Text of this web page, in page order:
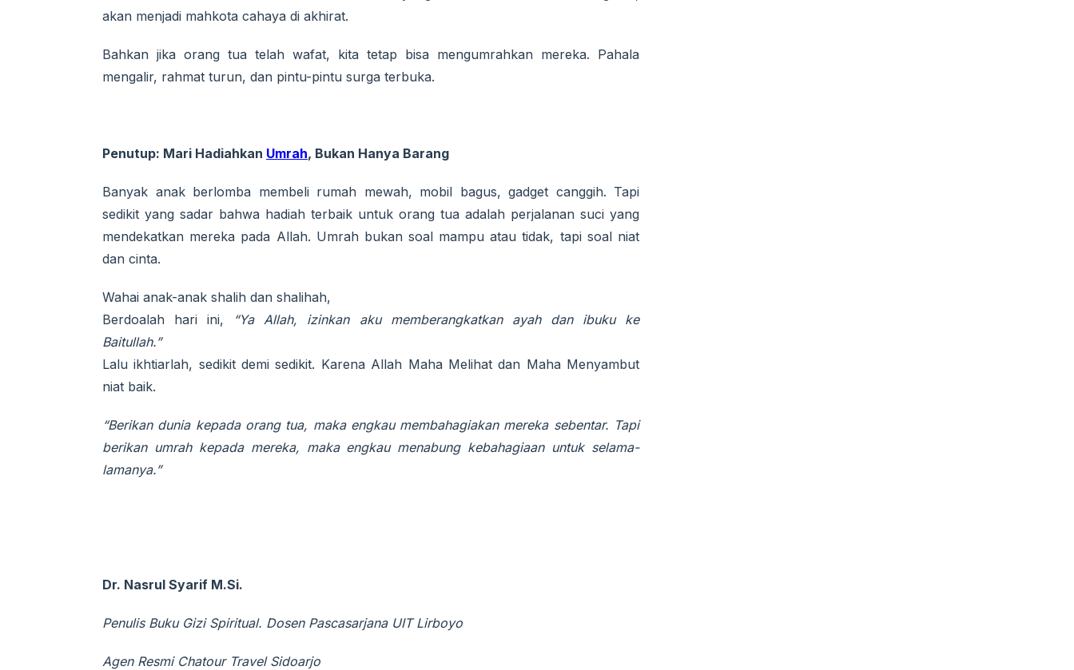
akan menjadi mahkota cahaya di akhirat.
Bahkan jika orang tua telah wafat, kita tetap bisa mengumrahkan mereka. Pahala
mengalir, rahmat turun, dan pintu-pintu surga terbuka.
Penutup: Mari Hadiahkan Umrah, Bukan Hanya Barang
Banyak anak berlomba membeli rumah mewah, mobil bagus, gadget canggih. Tapi
sedikit yang sadar bahwa hadiah terbaik untuk orang tua adalah perjalanan suci yang
mendekatkan mereka pada Allah. Umrah bukan soal mampu atau tidak, tapi soal niat
dan cinta.
Wahai anak-anak shalih dan shalihah,
Berdoalah hari ini,
“Ya Allah, izinkan aku memberangkatkan ayah dan ibuku ke
Baitullah.”
Lalu ikhtiarlah, sedikit demi sedikit. Karena Allah Maha Melihat dan Maha Menyambut
niat baik.
“Berikan dunia kepada orang tua, maka engkau membahagiakan mereka sebentar. Tapi
berikan umrah kepada mereka, maka engkau menabung kebahagiaan untuk selama-
lamanya.”
Dr. Nasrul Syarif M.Si.
Penulis Buku Gizi Spiritual. Dosen Pascasarjana UIT Lirboyo
Agen Resmi Chatour Travel Sidoarjo